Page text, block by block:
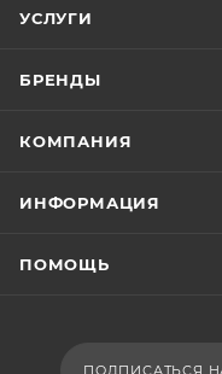
УСЛУГИ
БРЕНДЫ
КОМПАНИЯ
ИНФОРМАЦИЯ
ПОМОЩЬ
ПОДПИСАТЬСЯ